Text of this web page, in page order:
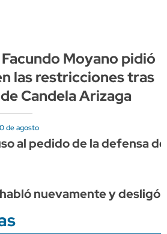
Moyano pidió
las restricciones tras
Candela Arizaga
de agosto
al pedido de la defensa
nuevamente y